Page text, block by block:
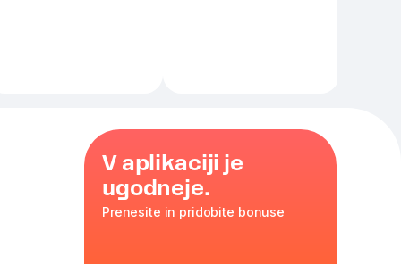
V aplikaciji je
ugodneje.
Prenesite in pridobite bonuse